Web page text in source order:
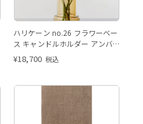
ハリケーン no.26 フラワーベー
ス キャンドルホルダー アンバ
ー
¥18,700 税込